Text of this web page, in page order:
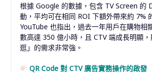
根據 Google 的數據，包含 TV Screen 的
動，平均可在相同 ROI 下額外帶來約 7%
YouTube 也指出，過去一年用戶在購物相
數高達 350 億小時，且 CTV 端成長明顯
逛」的需求非常強。
QR Code 對 CTV 廣告實務操作的啟發